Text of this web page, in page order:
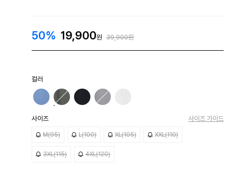
50% 19,900원 39,900원
컬러
사이즈 사이즈 가이드
M(95) L(100) XL(105) XXL(110)
3XL(115) 4XL(120)